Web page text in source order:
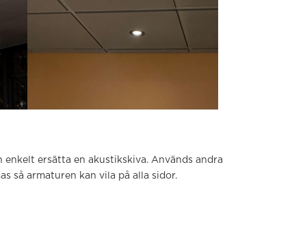
ersätta en akustikskiva. Används andra
så armaturen kan vila på alla sidor.